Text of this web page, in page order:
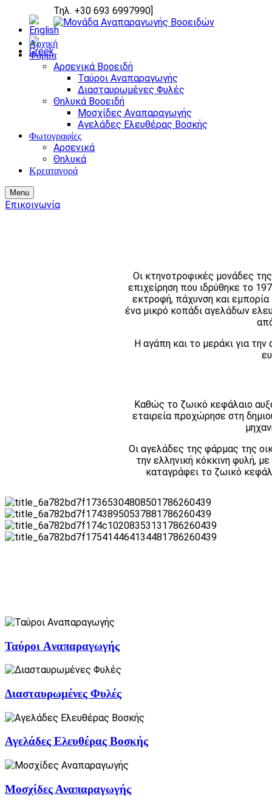
Τηλ. +30 693 6997990]
Αρχική
Φάρμα
Αρσενικά Βοοειδή
Ταύροι Αναπαραγωγής
Διασταυρωμένες Φυλές
Θηλυκά Βοοειδή
Μοσχίδες Αναπαραγωγής
Αγελάδες Ελευθέρας Βοσκής
Φωτογραφίες
Αρσενικά
Θηλυκά
Κρεαταγορά
Menu
Επικοινωνία
Οι κτηνοτροφικές μονάδες
επιχείρηση που ιδρύθηκε το
εκτροφή, πάχυνση και
ένα μικρό κοπάδι αγελάδων
Η αγάπη και το μεράκι για
Καθώς το ζωικό κεφάλαιο
εταιρεία προχώρησε στη
Οι αγελάδες της φάρμας της
την ελληνική κόκκινη φυλή,
καταγράφει το ζωικό
Ταύροι Aναπαραγωγής
Διασταυρωμένες Φυλές
Αγελάδες Ελευθέρας Βοσκής
Μοσχίδες Αναπαραγωγής